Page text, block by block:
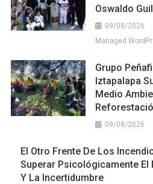
Oswaldo
09/08/2026
Managed
Grupo
Iztapalapa
Medio
09/08/2026
El Otro Frente De Los
Superar Psicológicamente El
Y La Incertidumbre